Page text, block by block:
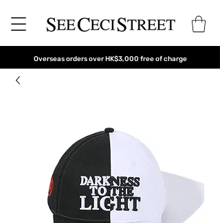
Overseas orders over HK$3,000 free of charge